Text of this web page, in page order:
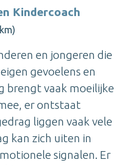
Kindercoach
en jongeren die
gevoelens en
brengt vaak moeilijke
er ontstaat
liggen vaak vele
kan zich uiten in
signalen. Er